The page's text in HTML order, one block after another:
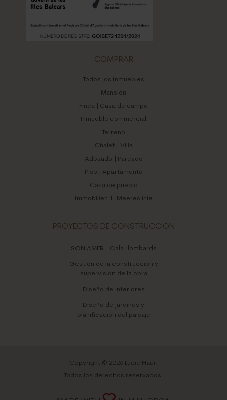
COMPRAR
Todos los inmuebles
Mansión
Finca | Casa de campo
Inmueble commercial
Terreno
Chalet | Villa
Adosado | Pareado
Piso | Apartamento
Casa de pueblo
Immobilien 1. Meereslinie
PROYECTOS DE CONSTRUCCIÓN
SON AMER – Cala Llombards
Gestión de la construcción y
supervisión de la obra
Diseño de interiores
Diseño de jardines y
planificación del paisaje
Copyright © 2026 Lucie Hauri
Todos los derechos reservados.